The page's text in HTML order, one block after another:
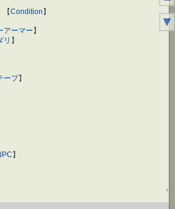
【Condition】
アーマー】
リ 】
ープ】
】
↑
▼